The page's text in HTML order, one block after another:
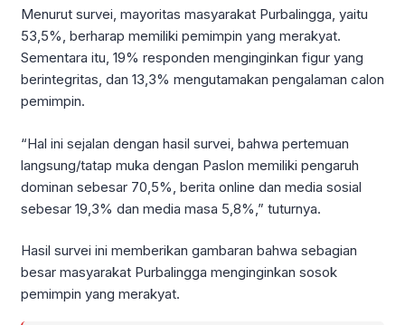
Menurut survei, mayoritas masyarakat Purbalingga, yaitu
53,5%, berharap memiliki pemimpin yang merakyat.
Sementara itu, 19% responden menginginkan figur yang
berintegritas, dan 13,3% mengutamakan pengalaman calon
pemimpin.
“Hal ini sejalan dengan hasil survei, bahwa pertemuan
langsung/tatap muka dengan Paslon memiliki pengaruh
dominan sebesar 70,5%, berita online dan media sosial
sebesar 19,3% dan media masa 5,8%,” tuturnya.
Hasil survei ini memberikan gambaran bahwa sebagian
besar masyarakat Purbalingga menginginkan sosok
pemimpin yang merakyat.